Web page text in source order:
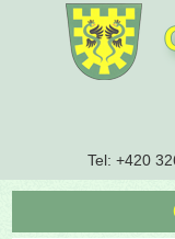
Tel: +420